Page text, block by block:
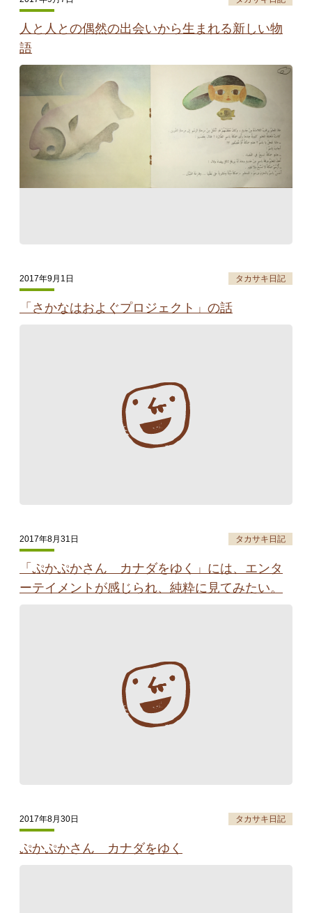
人と人との偶然の出会いから生まれる新しい物
語
2017年9月1日 タカサキ日記
「さかなはおよぐプロジェクト」の話
2017年8月31日 タカサキ日記
「ぷかぷかさん カナダをゆく」には、エンタ
ーテイメントが感じられ、純粋に見てみたい。
2017年8月30日 タカサキ日記
ぷかぷかさん カナダをゆく